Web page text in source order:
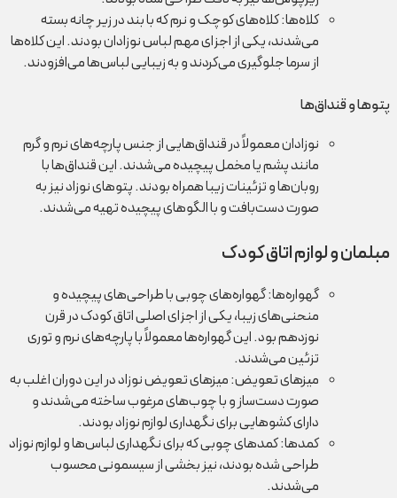
کلاه‌ها: کلاه‌های کوچک و نرم که با بند در زیر چانه بسته
می‌شدند، یکی از اجزای مهم لباس نوزادان بودند. این کلاه‌ها
از سرما جلوگیری می‌کردند و به زیبایی لباس‌ها می‌افزودند.
پتوها و قنداق‌ها
نوزادان معمولاً در قنداق‌هایی از جنس پارچه‌های نرم و گرم
مانند پشم یا مخمل پیچیده می‌شدند. این قنداق‌ها با
روبان‌ها و تزئینات زیبا همراه بودند. پتوهای نوزاد نیز به
صورت دست‌بافت و با الگوهای پیچیده تهیه می‌شدند.
مبلمان و لوازم اتاق کودک
گهواره‌ها: گهواره‌های چوبی با طراحی‌های پیچیده و
منحنی‌های زیبا، یکی از اجزای اصلی اتاق کودک در قرن
نوزدهم بود. این گهواره‌ها معمولاً با پارچه‌های نرم و توری
تزئین می‌شدند.
میزهای تعویض: میزهای تعویض نوزاد در این دوران اغلب به
صورت دست‌ساز و با چوب‌های مرغوب ساخته می‌شدند و
دارای کشوهایی برای نگهداری لوازم نوزاد بودند.
کمدها: کمدهای چوبی که برای نگهداری لباس‌ها و لوازم نوزاد
طراحی شده بودند، نیز بخشی از سیسمونی محسوب
می‌شدند.